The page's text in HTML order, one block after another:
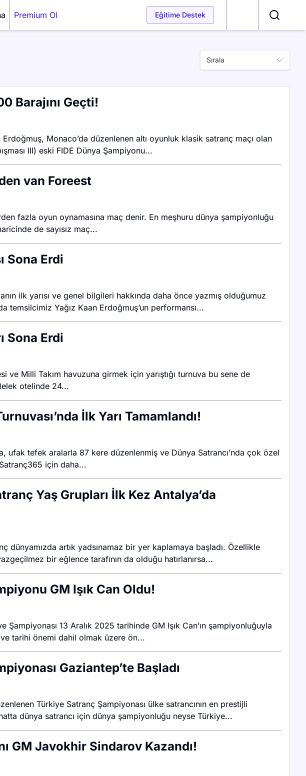
Premium Ol Eğitime Destek
Arama
Sırala
Barajını Geçti!
Monaco’da düzenlenen altı oyunluk klasik satranç maçı olan
III) eski FIDE Dünya Şampiyonu...
van Foreest
fazla oyun oynamasına maç denir. En meşhuru dünya şampiyonluğu
de sayısız maç...
Sona Erdi
ilk yarısı ve genel bilgileri hakkında daha önce yazmış olduğumuz
temsilcimiz Yağız Kaan Erdoğmuş’un performansı...
Sona Erdi
ve Milli Takım havuzuna girmek için yarıştığı turnuva bu sene de
otelinde 24...
İlk Yarı Tamamlandı!
ufak tefek aralarla 87 kere düzenlenmiş ve Dünya Satrancı’nda çok özel
için daha...
Yaş Grupları İlk Kez Antalya’da
dünyamızda artık yadsınamaz bir yer kaplamaya başladı. Özellikle
bir eğlence tarafının da olduğu hatırlanırsa...
GM Işık Can Oldu!
Şampiyonası 13 Aralık 2025 tarihinde GM Işık Can’ın şampiyonluğuyla
tarihi önemi dahil olmak üzere ön...
Gaziantep’te Başladı
Türkiye Satranç Şampiyonası ülke satrancının en prestijli
dünya satrancı için dünya şampiyonluğu neyse Türkiye...
GM Javokhir Sindarov Kazandı!